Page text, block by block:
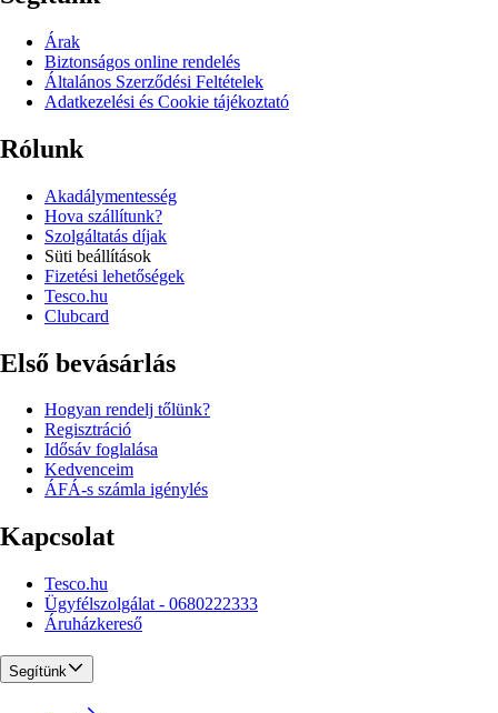
Árak
Biztonságos online rendelés
Általános Szerződési Feltételek
Adatkezelési és Cookie tájékoztató
Rólunk
Akadálymentesség
Hova szállítunk?
Szolgáltatás díjak
Süti beállítások
Fizetési lehetőségek
Tesco.hu
Clubcard
Első bevásárlás
Hogyan rendelj tőlünk?
Regisztráció
Idősáv foglalása
Kedvenceim
ÁFÁ-s számla igénylés
Kapcsolat
Tesco.hu
Ügyfélszolgálat - 0680222333
Áruházkereső
Segítünk